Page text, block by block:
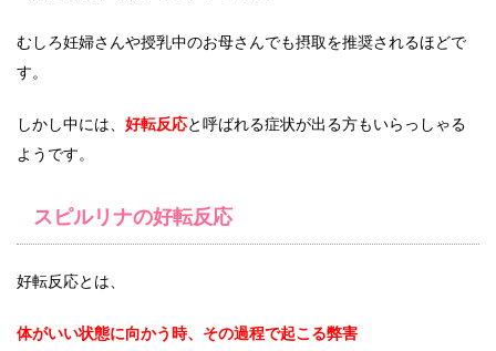
むしろ妊婦さんや授乳中のお母さんでも摂取を推奨されるほどで
す。
しかし中には、 好転反応と呼ばれる症状が出る方もいらっしゃる
ようです。
スピルリナの好転反応
好転反応とは、
体がいい状態に向かう時、その過程で起こる弊害